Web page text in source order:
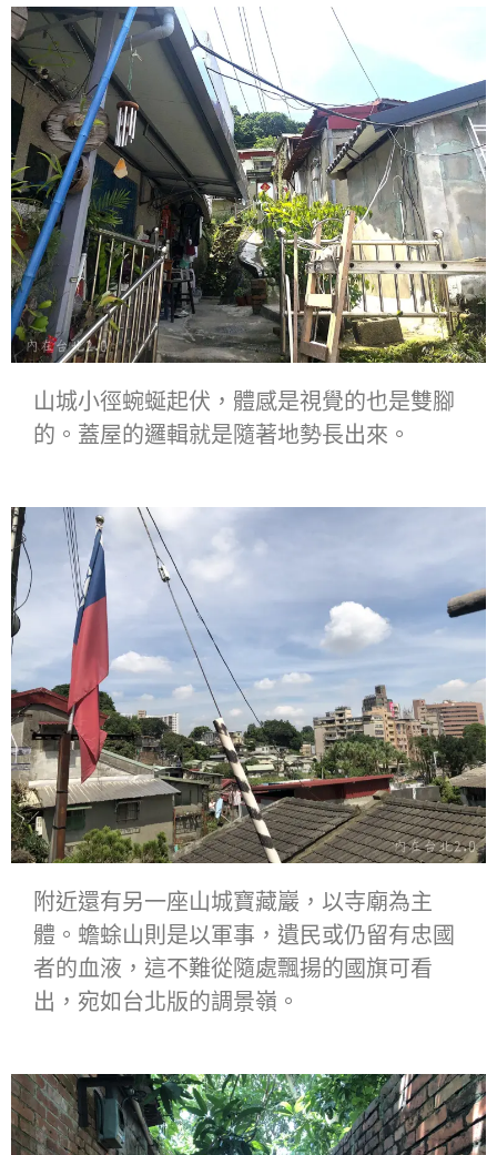
山城小徑蜿蜒起伏，體感是視覺的也是雙腳
的。蓋屋的邏輯就是隨著地勢長出來。
附近還有另一座山城寶藏巖，以寺廟為主
體。蟾蜍山則是以軍事，遺民或仍留有忠國
者的血液，這不難從隨處飄揚的國旗可看
出，宛如台北版的調景嶺。